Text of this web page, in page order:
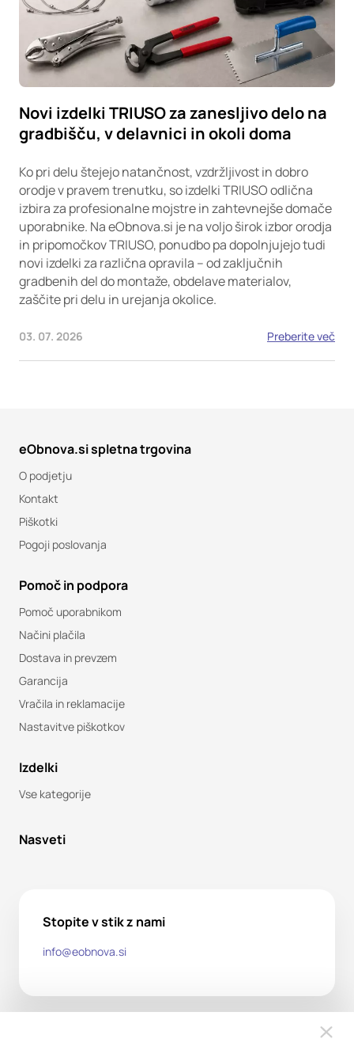
Novi izdelki TRIUSO za zanesljivo delo na
gradbišču, v delavnici in okoli doma
Ko pri delu štejejo natančnost, vzdržljivost in dobro
orodje v pravem trenutku, so izdelki TRIUSO odlična
izbira za profesionalne mojstre in zahtevnejše domače
uporabnike. Na eObnova.si je na voljo širok izbor orodja
in pripomočkov TRIUSO, ponudbo pa dopolnjujejo tudi
novi izdelki za različna opravila – od zaključnih
gradbenih del do montaže, obdelave materialov,
zaščite pri delu in urejanja okolice.
03. 07. 2026 Preberite več
eObnova.si spletna trgovina
O podjetju
Kontakt
Piškotki
Pogoji poslovanja
Pomoč in podpora
Pomoč uporabnikom
Načini plačila
Dostava in prevzem
Garancija
Vračila in reklamacije
Nastavitve piškotkov
Izdelki
Vse kategorije
Nasveti
Stopite v stik z nami
info@eobnova.si